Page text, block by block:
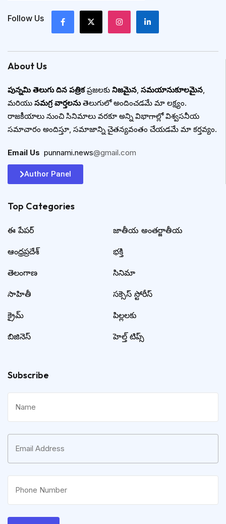
Follow Us
About Us
పున్నమి తెలుగు దిన పత్రికప్రజలకు నిజమైన, సమయానుకూలమైన,
మరియు సమగ్ర వార్తలనుతెలుగులో అందించడమే మా లక్ష్యం.
రాజకీయాలు నుంచి సినిమాలు వరకూ అన్ని విభాగాల్లో విశ్వసనీయ
సమాచారం అందిస్తూ, సమాజాన్ని చైతన్యవంతం చేయడమే మా కర్తవ్యం.
Email Us punnami.news@gmail.com
Author Panel
Top Categories​
ఈ పేపర్
ఆంధ్రప్రదేశ్
తెలంగాణ
సాహితీ
క్రైమ్
బిజినెస్
జాతీయ అంతర్జాతీయ
భక్తి
సినిమా
సక్సెస్ స్టోరీస్
పిల్లలకు
హెల్త్ టిప్స్
Subscribe